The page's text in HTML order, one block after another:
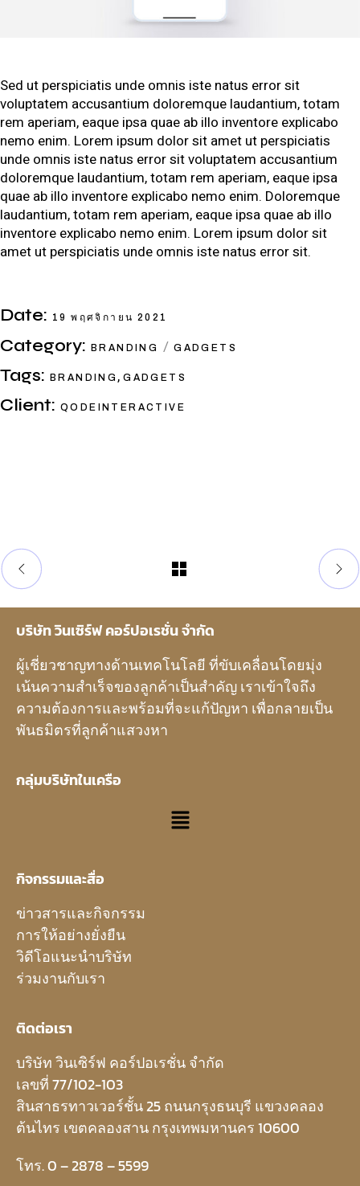
Sed ut perspiciatis unde omnis iste natus error sit
voluptatem accusantium doloremque laudantium, totam
rem aperiam, eaque ipsa quae ab illo inventore explicabo
nemo enim. Lorem ipsum dolor sit amet ut perspiciatis
unde omnis iste natus error sit voluptatem accusantium
doloremque laudantium, totam rem aperiam, eaque ipsa
quae ab illo inventore explicabo nemo enim. Doloremque
laudantium, totam rem aperiam, eaque ipsa quae ab illo
inventore explicabo nemo enim. Lorem ipsum dolor sit
amet ut perspiciatis unde omnis iste natus error sit.
Date: 19 พฤศจิกายน 2021
Category: BRANDING GADGETS
Tags: BRANDING ,GADGETS
Client: QODEINTERACTIVE
บริษัท วินเซิร์ฟ คอร์ปอเรชั่น จำกัด
ผู้เชี่ยวชาญทางด้านเทคโนโลยี ที่ขับเคลื่อนโดยมุ่ง
เน้นความสำเร็จของลูกค้าเป็นสำคัญ เราเข้าใจถึง
ความต้องการและพร้อมที่จะแก้ปัญหา เพื่อกลายเป็น
พันธมิตรที่ลูกค้าแสวงหา
กลุ่มบริษัทในเครือ
กิจกรรมและสื่อ
ข่าวสารและกิจกรรม
การให้อย่างยั่งยืน
วิดีโอแนะนำบริษัท
ร่วมงานกับเรา
ติดต่อเรา
บริษัท วินเซิร์ฟ คอร์ปอเรชั่น จำกัด
เลขที่ 77/102-103
สินสาธรทาวเวอร์ชั้น 25 ถนนกรุงธนบุรี แขวงคลอง
ต้นไทร เขตคลองสาน กรุงเทพมหานคร 10600
โทร. 0 – 2878 – 5599